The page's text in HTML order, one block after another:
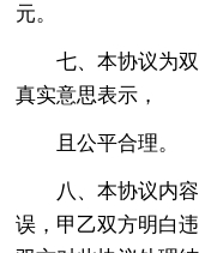
元。
七、本协议为
真实意思表示，
且公平合理。
八、本协议内
误，甲乙双方明白